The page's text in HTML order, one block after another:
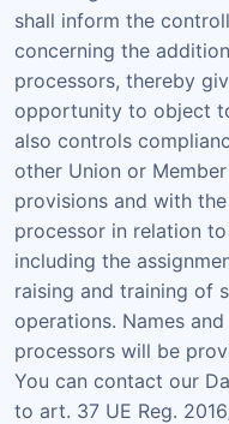
shall inform the
concerning the
processors, thereby
opportunity to object
also controls
other Union or
provisions and with
processor in relation
including the
raising and training of
operations. Names
processors will be
You can contact our
to art. 37 UE Reg.